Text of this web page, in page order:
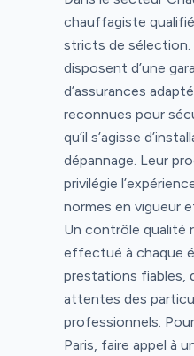
chauffagiste
stricts de sélection.
disposent d’une
d’assurances
reconnues pour
qu’il s’agisse
dépannage. Leur
privilégie
normes en vigueur
Un contrôle qualité
effectué à chaque
prestations fiables,
attentes des
professionnels.
Paris, faire appel à